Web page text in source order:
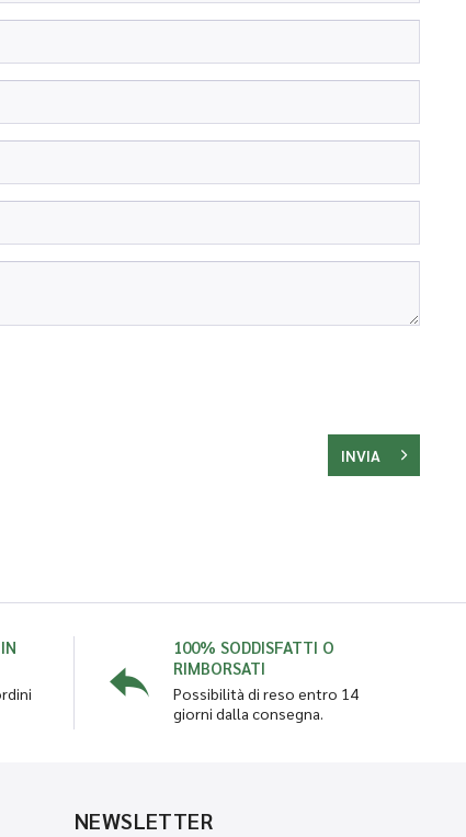
INVIA
100% SODDISFATTI O
RIMBORSATI
Possibilità di reso entro 14
giorni dalla consegna.
NEWSLETTER